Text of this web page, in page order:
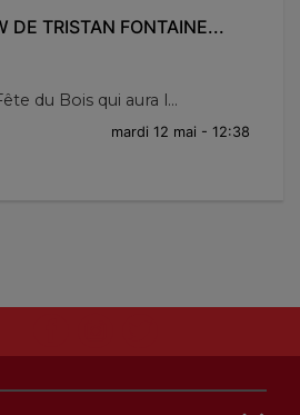
DE TRISTAN FONTAINE...
du Bois qui aura l...
mardi 12 mai - 12:38